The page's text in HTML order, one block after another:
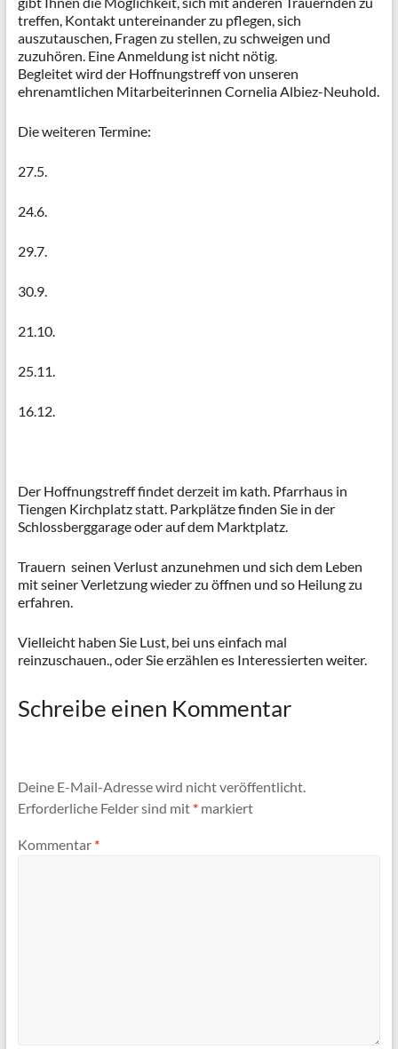
treffen, Kontakt untereinander zu pflegen, sich
auszutauschen, Fragen zu stellen, zu schweigen und
zuzuhören. Eine Anmeldung ist nicht nötig.
Begleitet wird der Hoffnungstreff von unseren
ehrenamtlichen Mitarbeiterinnen Cornelia Albiez-Neuhold.
Die weiteren Termine:
27.5.
24.6.
29.7.
30.9.
21.10.
25.11.
16.12.
Der Hoffnungstreff findet derzeit im kath. Pfarrhaus in
Tiengen Kirchplatz statt. Parkplätze finden Sie in der
Schlossberggarage oder auf dem Marktplatz.
Trauern seinen Verlust anzunehmen und sich dem Leben
mit seiner Verletzung wieder zu öffnen und so Heilung zu
erfahren.
Vielleicht haben Sie Lust, bei uns einfach mal
reinzuschauen., oder Sie erzählen es Interessierten weiter.
Schreibe einen Kommentar
Deine E-Mail-Adresse wird nicht veröffentlicht.
Erforderliche Felder sind mit *markiert
Kommentar *